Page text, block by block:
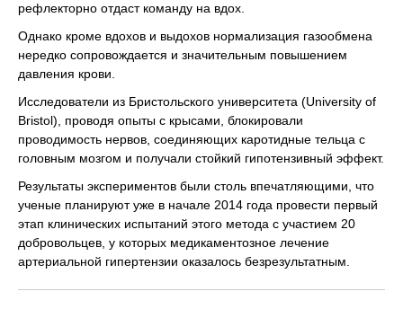
рефлекторно отдаст команду на вдох.
Однако кроме вдохов и выдохов нормализация газообмена
нередко сопровождается и значительным повышением
давления крови.
Исследователи из Бристольского университета (University of
Bristol), проводя опыты с крысами, блокировали
проводимость нервов, соединяющих каротидные тельца с
головным мозгом и получали стойкий гипотензивный эффект.
Результаты экспериментов были столь впечатляющими, что
ученые планируют уже в начале 2014 года провести первый
этап клинических испытаний этого метода с участием 20
добровольцев, у которых медикаментозное лечение
артериальной гипертензии оказалось безрезультатным.